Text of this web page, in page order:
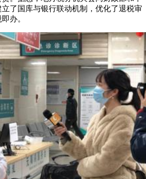
了国库与银行联动机制，优化了退税审
办。